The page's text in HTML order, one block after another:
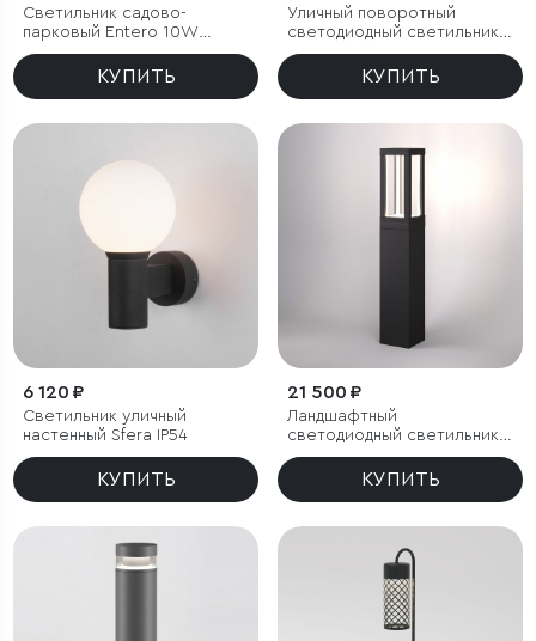
Светильник садово-
парковый Entero 10W
черный 4000К
КУПИТЬ
Уличный поворотный
светодиодный светильник
Landscape (35190/S)
КУПИТЬ
6 120 ₽
Светильник уличный
настенный Sfera IP54
КУПИТЬ
21 500 ₽
Ландшафтный
светодиодный светильник
Frame LED IP54
КУПИТЬ